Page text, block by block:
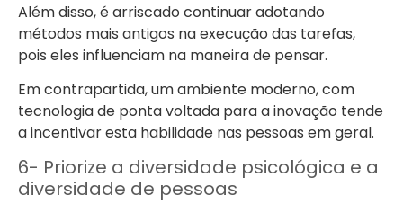
Além disso, é arriscado continuar adotando
métodos mais antigos na execução das tarefas,
pois eles influenciam na maneira de pensar.
Em contrapartida, um ambiente moderno, com
tecnologia de ponta voltada para a inovação tende
a incentivar esta habilidade nas pessoas em geral.
6- Priorize a diversidade psicológica e a
diversidade de pessoas